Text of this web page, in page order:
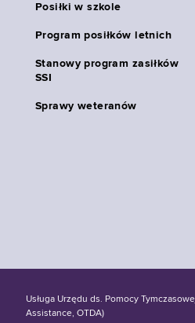
Posiłki w szkole
Program posiłków letnich
Stanowy program zasiłków
SSI
Sprawy weteranów
Usługa Urzędu ds. Pomocy
Assistance, OTDA)